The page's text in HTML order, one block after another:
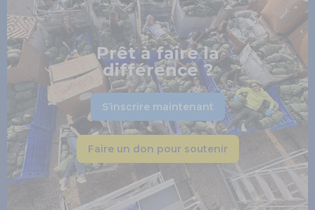
Prêt à faire la
différence ?
S’inscrire maintenant
Faire un don pour soutenir